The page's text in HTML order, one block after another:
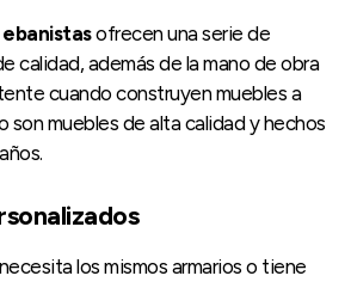
ofrecen una serie de
calidad, además de la mano de obra
cuando construyen muebles a
son muebles de alta calidad y hechos
los mismos armarios o tiene